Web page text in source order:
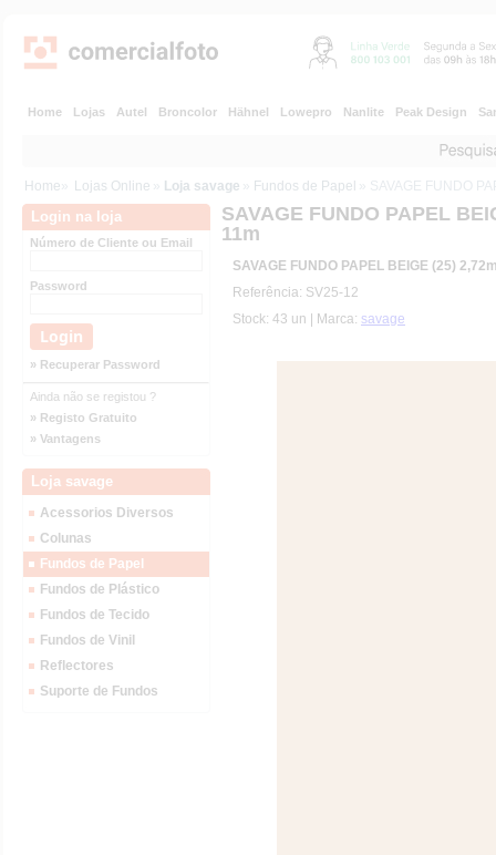
Home Lojas Autel Broncolor Hähnel Lowepro Nanlite Peak Design
Home » Lojas Online » Loja savage » Fundos de Papel » SAVAGE FUNDO
Login na loja
Número de Cliente ou Email
Password
» Recuperar Password
Ainda não se registou ?
» Registo Gratuito
» Vantagens
Loja savage
Acessorios Diversos
Colunas
Fundos de Papel
Fundos de Plástico
Fundos de Tecido
Fundos de Vinil
Reflectores
Suporte de Fundos
SAVAGE FUNDO PAPEL
11m
SAVAGE FUNDO PAPEL BEIGE (25)
Referência: SV25-12
Stock: 43 un | Marca: savage